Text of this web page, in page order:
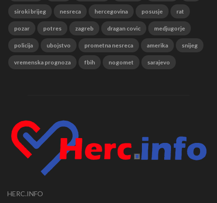
siroki brijeg nesreca hercegovina posusje rat
pozar potres zagreb dragan covic medjugorje
policija ubojstvo prometna nesreca amerika snijeg
vremenska prognoza fbih nogomet sarajevo
HERC.INFO